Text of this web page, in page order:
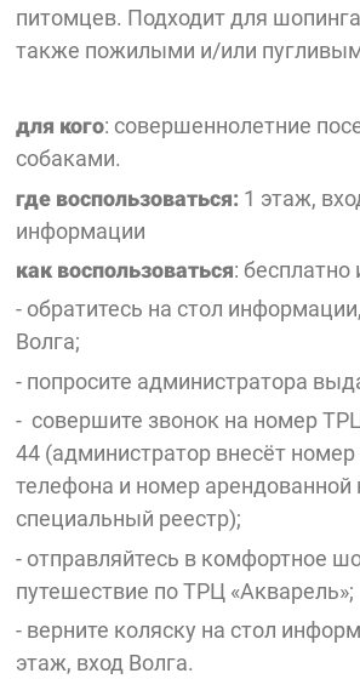
питомцев. Подходит для
также пожилыми и/или
для кого: совершеннолетние
собаками.
где воспользоваться: 1 этаж,
информации
как воспользоваться: бесплатно
- обратитесь на стол
Волга;
- попросите администратора
- совершите звонок на номер
44 (администратор внесёт
телефона и номер арендованной
специальный реестр);
- отправляйтесь в комфортное
путешествие по ТРЦ «Акварель»;
- верните коляску на стол
этаж, вход Волга.